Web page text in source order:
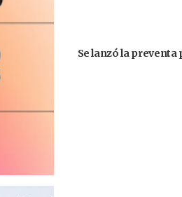
Se lanzó la preventa